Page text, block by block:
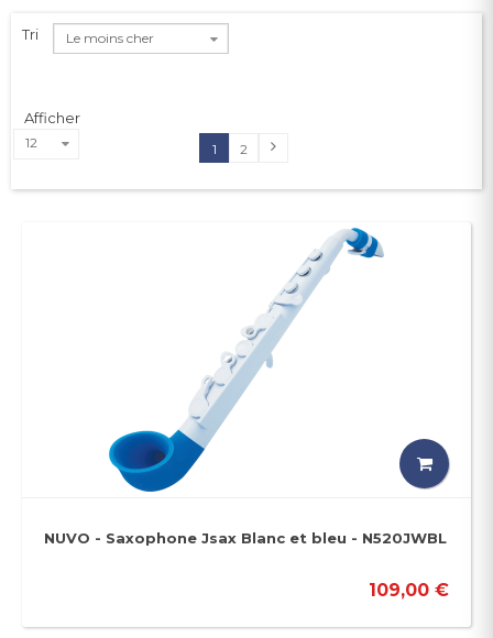
1 2
Tri Le moins cher
Afficher
12
NUVO - Saxophone Jsax Blanc et bleu - N520JWBL
109,00 €